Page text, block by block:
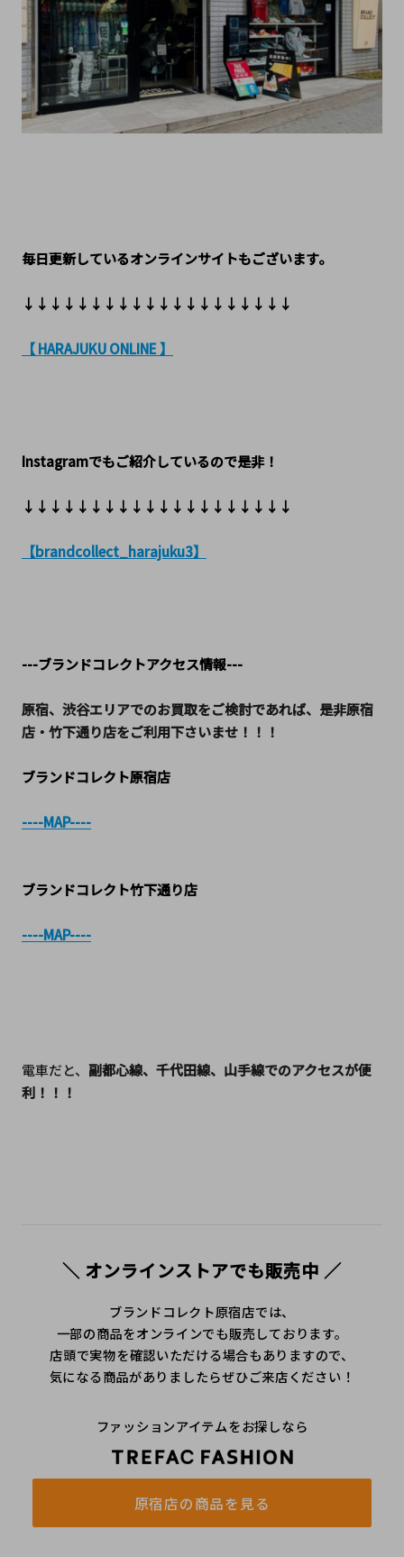
毎日更新しているオンラインサイトもございます。
↓↓↓↓↓↓↓↓↓↓↓↓↓↓↓↓↓↓↓↓
【 HARAJUKU ONLINE 】
Instagramでもご紹介しているので是非！
↓↓↓↓↓↓↓↓↓↓↓↓↓↓↓↓↓↓↓↓
【brandcollect_harajuku3】
---ブランドコレクトアクセス情報---
原宿、渋谷エリアでのお買取をご検討であれば、是非原宿
店・竹下通り店をご利用下さいませ！！！
ブランドコレクト原宿店
----MAP----
ブランドコレクト竹下通り店
----MAP----
電車だと、 副都心線、千代田線、山手線でのアクセスが便
利！！！
＼ オンラインストアでも販売中 ／
ブランドコレクト原宿店では、
一部の商品をオンラインでも販売しております。
店頭で実物を確認いただける場合もありますので、
気になる商品がありましたらぜひご来店ください！
ファッションアイテムをお探しなら
原宿店の商品を見る